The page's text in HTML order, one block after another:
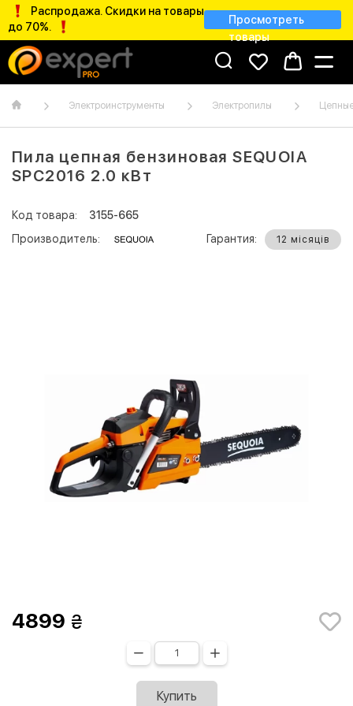
Распродажа. Скидки на товары
до 70%.
Просмотреть
товары
Электроинструменты Электропилы
Пила цепная бензиновая SEQUOIA
SPC2016 2.0 кВт
Код товара:
3155-665
Производитель:
Гарантия: 12 місяців
4899
Купить